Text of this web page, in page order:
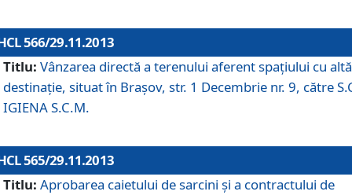
566/29.11.2013
Titlu: Vânzarea directă a terenului aferent spaţiului cu altă
destinaţie, situat în Braşov, str. 1 Decembrie nr. 9, către
IGIENA S.C.M.
565/29.11.2013
Titlu: Aprobarea caietului de sarcini şi a contractului de